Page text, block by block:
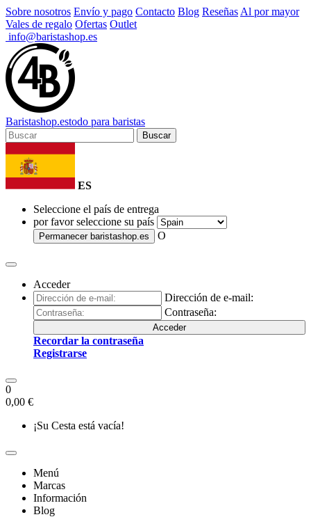
Sobre nosotros Envío y pago Contacto Blog Reseñas Al por mayor
Vales de regalo Ofertas Outlet
info@baristashop.es
Baristashop.estodo para baristas
Buscar
ES
Seleccione el país de entrega
por favor seleccione su país
Permanecer baristashop.es O
Acceder
Dirección de e-mail:
Contraseña:
Acceder
Recordar la contraseña
Registrarse
0
0,00 €
¡Su Cesta está vacía!
Menú
Marcas
Información
Blog